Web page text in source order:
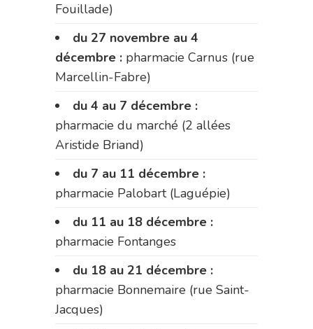
Fouillade)
du 27 novembre au 4
décembre : pharmacie Carnus (rue
Marcellin-Fabre)
du 4 au 7 décembre :
pharmacie du marché (2 allées
Aristide Briand)
du 7 au 11 décembre :
pharmacie Palobart (Laguépie)
du 11 au 18 décembre :
pharmacie Fontanges
du 18 au 21 décembre :
pharmacie Bonnemaire (rue Saint-
Jacques)